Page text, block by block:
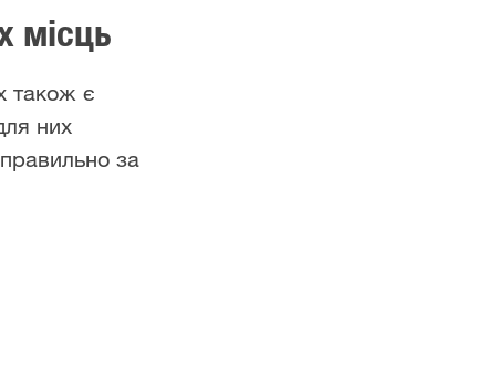
місць
також є
них
за